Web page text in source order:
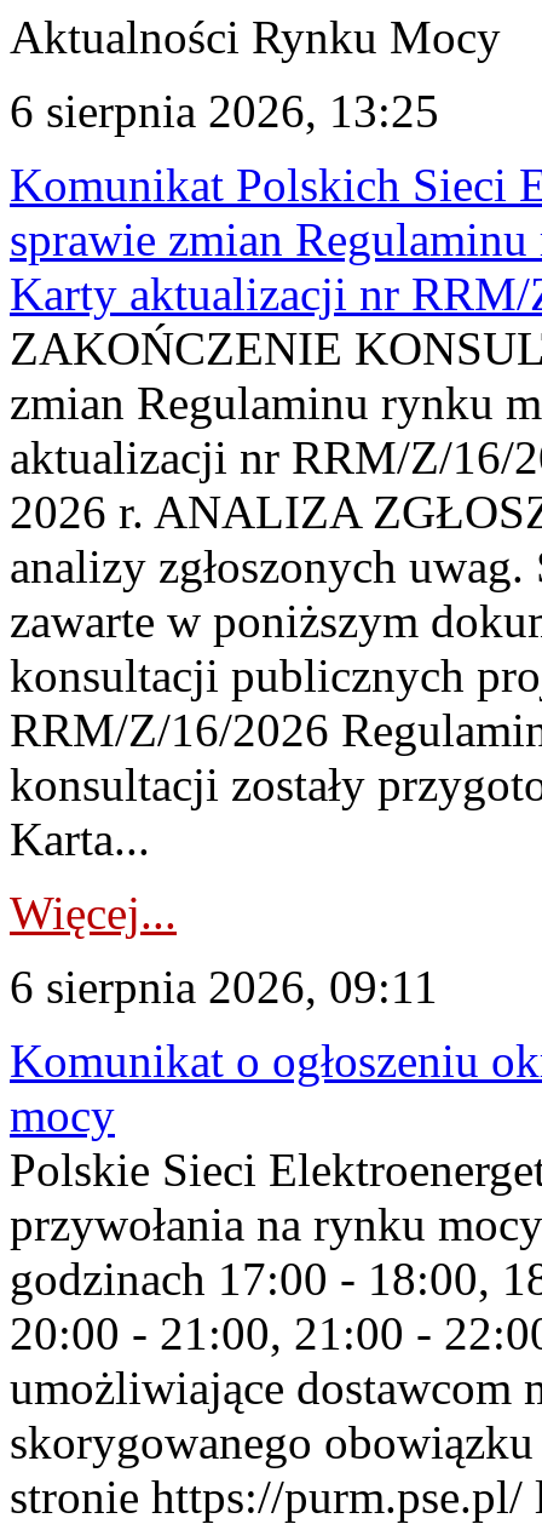
Aktualności Rynku Mocy
6 sierpnia 2026, 13:25
Komunikat Polskich Sieci
sprawie zmian
Karty aktualizacji nr
ZAKOŃCZENIE
zmian Regulaminu rynku
aktualizacji nr RRM/Z/16/
2026 r. ANALIZA
analizy zgłoszonych
zawarte w poniższym
konsultacji publicznych
RRM/Z/16/2026
konsultacji zostały
Karta...
Więcej...
6 sierpnia 2026, 09:11
Komunikat o ogłoszeniu
mocy
Polskie Sieci
przywołania na rynku
godzinach 17:00 - 18:00,
20:00 - 21:00, 21:00 -
umożliwiające dostawcom
skorygowanego
stronie https://